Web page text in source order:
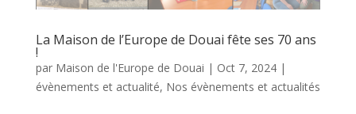
La Maison de l’Europe de Douai fête ses 70 ans
!
par Maison de l'Europe de Douai | Oct 7, 2024|
évènements et actualité, Nos évènements et actualités